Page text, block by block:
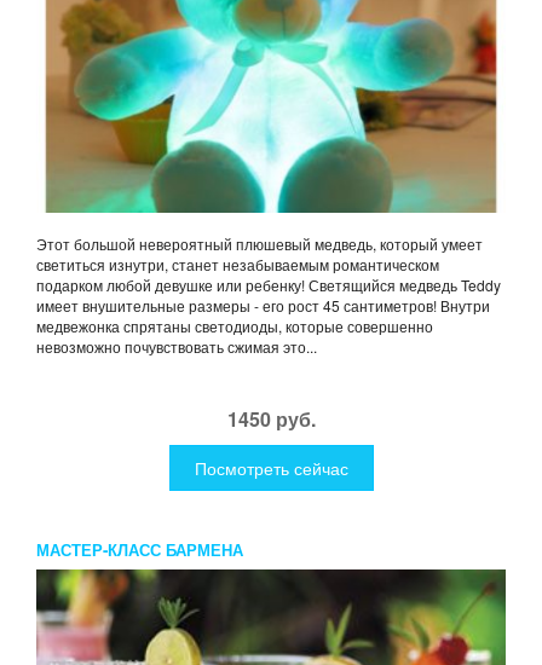
Этот большой невероятный плюшевый медведь, который умеет
светиться изнутри, станет незабываемым романтическом
подарком любой девушке или ребенку! Светящийся медведь Teddy
имеет внушительные размеры - его рост 45 сантиметров! Внутри
медвежонка спрятаны светодиоды, которые совершенно
невозможно почувствовать сжимая это...
1450 руб.
Посмотреть сейчас
МАСТЕР-КЛАСС БАРМЕНА